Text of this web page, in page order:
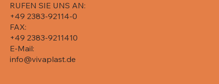
RUFEN SIE UNS AN:
+49 2383-92114-0
FAX:
+49 2383-9211410
E-Mail:
info@vivaplast.de